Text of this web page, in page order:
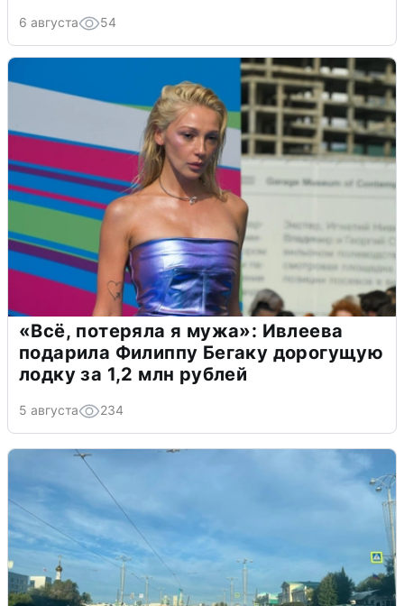
6 августа 54
«Всё, потеряла я мужа»: Ивлеева
подарила Филиппу Бегаку дорогущую
лодку за 1,2 млн рублей
5 августа 234